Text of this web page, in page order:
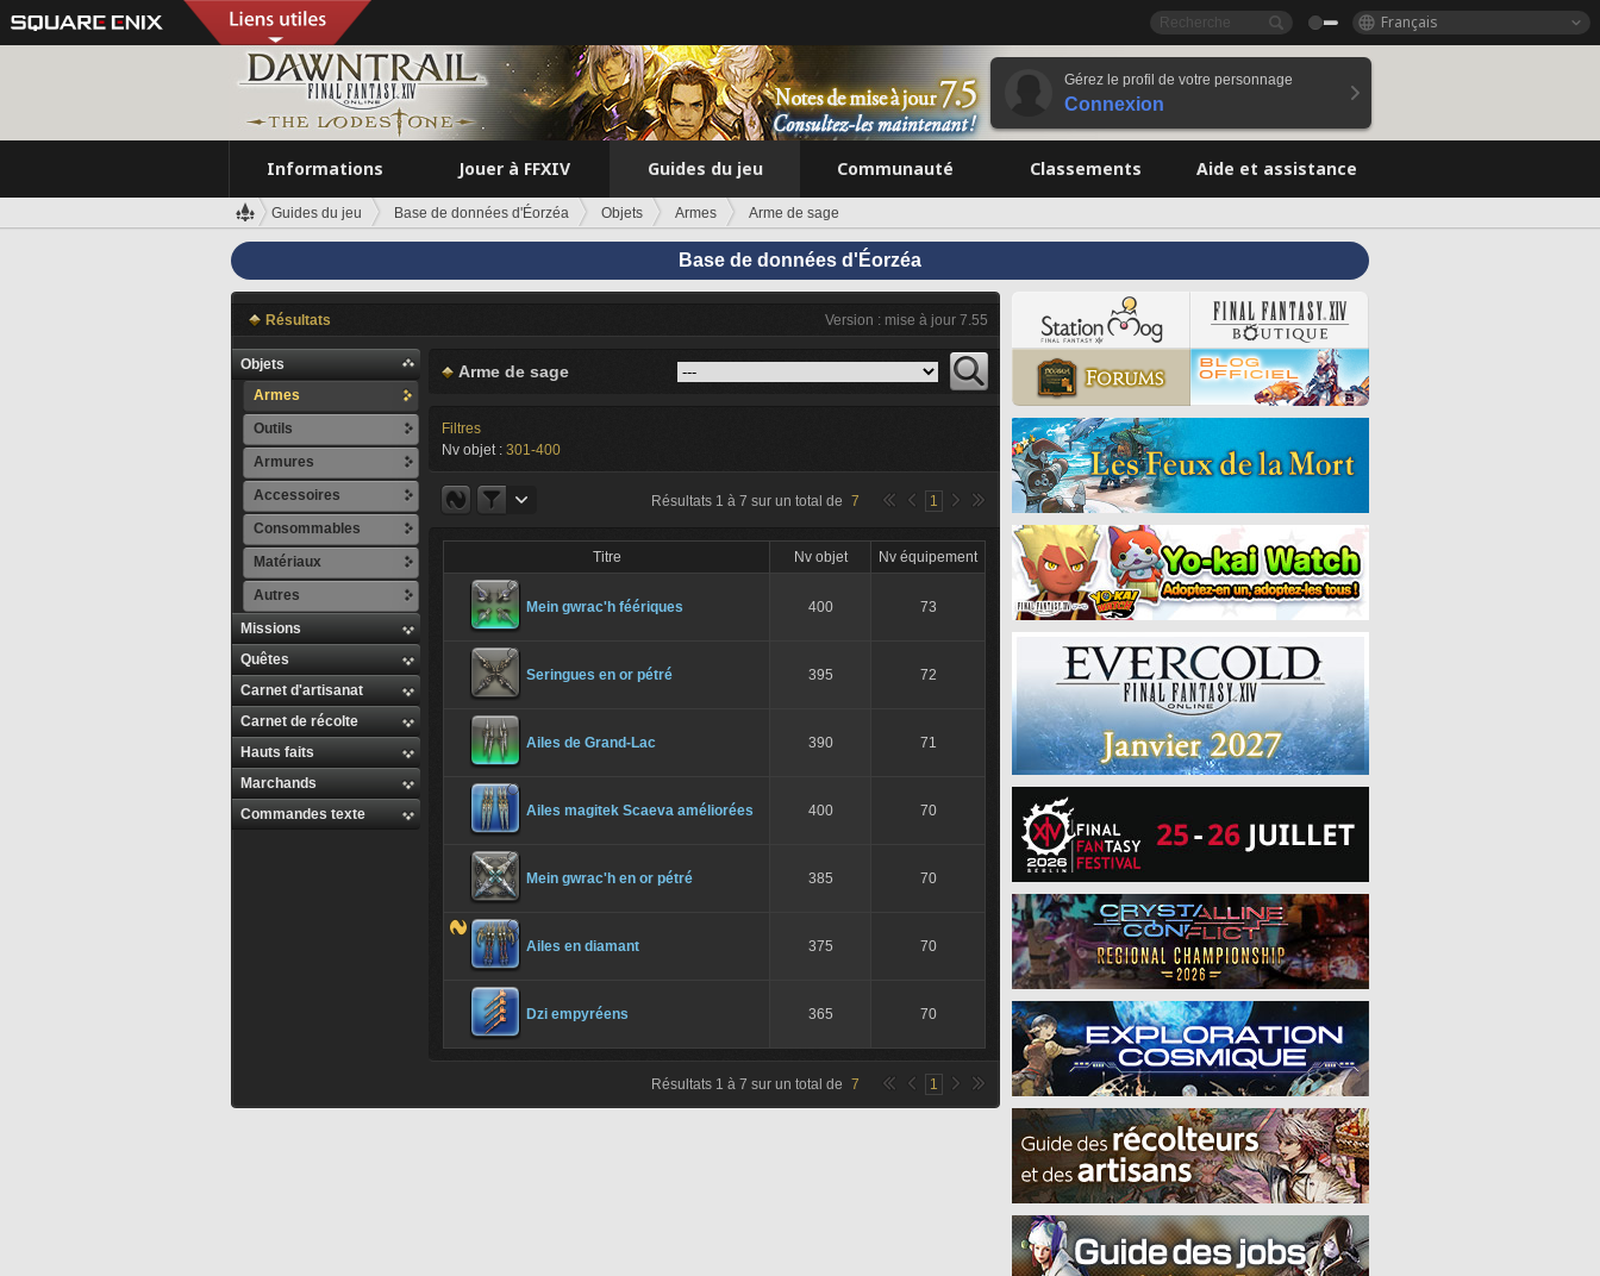
Français
Gérez le profil de votre personnage
Connexion
Informations Jouer à FFXIV Guides du jeu Communauté Classements Aide et assistance
Guides du jeu Base de données d'Éorzéa Objets Armes Arme de sage
Base de données d'Éorzéa
Résultats Version : mise à jour 7.55
Objets
Armes
Outils
Armures
Accessoires
Consommables
Matériaux
Autres
Missions
Quêtes
Carnet d'artisanat
Carnet de récolte
Hauts faits
Marchands
Commandes texte
Arme de sage
Filtres
Nv objet : 301-400
Résultats 1 à 7 sur un total de 7 1
Titre Nv objet Nv équipement
Mein gwrac'h féériques 400 73
Seringues en or pétré 395 72
Ailes de Grand-Lac 390 71
Ailes magitek Scaeva améliorées 400 70
Mein gwrac'h en or pétré 385 70
Ailes en diamant 375 70
Dzi empyréens 365 70
Résultats 1 à 7 sur un total de 7 1